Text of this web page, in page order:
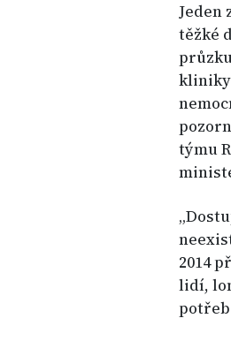
Jeden
těžké
kliniky
týmu
2014
lidí,